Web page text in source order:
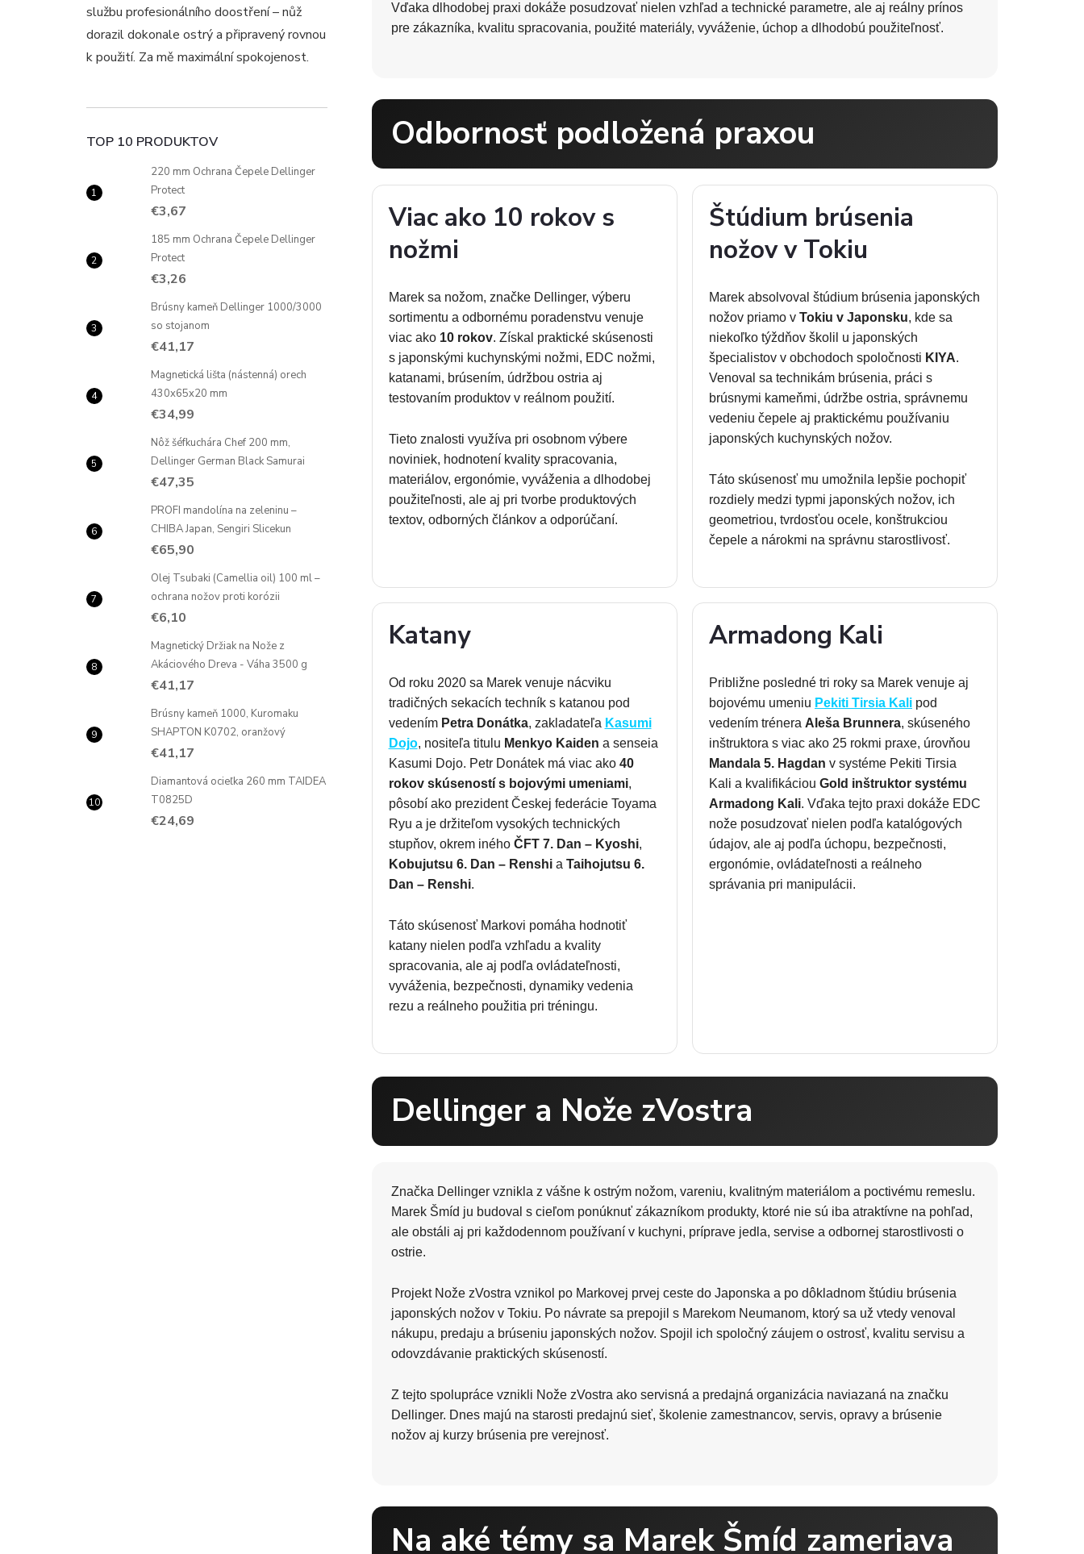
službu profesionálního doostření – nůž
dorazil dokonale ostrý a připravený rovnou
k použití. Za mě maximální spokojenost.
TOP 10 PRODUKTOV
220 mm Ochrana Čepele Dellinger
Protect
€3,67
185 mm Ochrana Čepele Dellinger
Protect
€3,26
Brúsny kameň Dellinger 1000/3000
so stojanom
€41,17
Magnetická lišta (nástenná) orech
430x65x20 mm
€34,99
Nôž šéfkuchára Chef 200 mm,
Dellinger German Black Samurai
€47,35
PROFI mandolína na zeleninu –
CHIBA Japan, Sengiri Slicekun
€65,90
Olej Tsubaki (Camellia oil) 100 ml –
ochrana nožov proti korózii
€6,10
Magnetický Držiak na Nože z
Akáciového Dreva - Váha 3500 g
€41,17
Brúsny kameň 1000, Kuromaku
SHAPTON K0702, oranžový
€41,17
Diamantová ocieľka 260 mm TAIDEA
T0825D
€24,69
Vďaka dlhodobej praxi dokáže posudzovať nielen vzhľad a technické parametre, ale aj reálny prínos
pre zákazníka, kvalitu spracovania, použité materiály, vyváženie, úchop a dlhodobú použiteľnosť.
Odbornosť podložená praxou
Viac ako 10 rokov s
nožmi
Marek sa nožom, značke Dellinger, výberu
sortimentu a odbornému poradenstvu venuje
viac ako 10 rokov. Získal praktické skúsenosti
s japonskými kuchynskými nožmi, EDC nožmi,
katanami, brúsením, údržbou ostria aj
testovaním produktov v reálnom použití.
Tieto znalosti využíva pri osobnom výbere
noviniek, hodnotení kvality spracovania,
materiálov, ergonómie, vyváženia a dlhodobej
použiteľnosti, ale aj pri tvorbe produktových
textov, odborných článkov a odporúčaní.
Štúdium brúsenia
nožov v Tokiu
Marek absolvoval štúdium brúsenia japonských
nožov priamo v Tokiu v Japonsku, kde sa
niekoľko týždňov školil u japonských
špecialistov v obchodoch spoločnosti KIYA.
Venoval sa technikám brúsenia, práci s
brúsnymi kameňmi, údržbe ostria, správnemu
vedeniu čepele aj praktickému používaniu
japonských kuchynských nožov.
Táto skúsenosť mu umožnila lepšie pochopiť
rozdiely medzi typmi japonských nožov, ich
geometriou, tvrdosťou ocele, konštrukciou
čepele a nárokmi na správnu starostlivosť.
Katany
Od roku 2020 sa Marek venuje nácviku
tradičných sekacích techník s katanou pod
vedením Petra Donátka, zakladateľa Kasumi
Dojo, nositeľa titulu Menkyo Kaiden a senseia
Kasumi Dojo. Petr Donátek má viac ako 40
rokov skúseností s bojovými umeniami,
pôsobí ako prezident Českej federácie Toyama
Ryu a je držiteľom vysokých technických
stupňov, okrem iného ČFT 7. Dan – Kyoshi,
Kobujutsu 6. Dan – Renshia Taihojutsu 6.
Dan – Renshi.
Táto skúsenosť Markovi pomáha hodnotiť
katany nielen podľa vzhľadu a kvality
spracovania, ale aj podľa ovládateľnosti,
vyváženia, bezpečnosti, dynamiky vedenia
rezu a reálneho použitia pri tréningu.
Armadong Kali
Približne posledné tri roky sa Marek venuje aj
bojovému umeniu Pekiti Tirsia Kali pod
vedením trénera Aleša Brunnera, skúseného
inštruktora s viac ako 25 rokmi praxe, úrovňou
Mandala 5. Hagdan v systéme Pekiti Tirsia
Kali a kvalifikáciou Gold inštruktor systému
Armadong Kali. Vďaka tejto praxi dokáže EDC
nože posudzovať nielen podľa katalógových
údajov, ale aj podľa úchopu, bezpečnosti,
ergonómie, ovládateľnosti a reálneho
správania pri manipulácii.
Dellinger a Nože zVostra
Značka Dellinger vznikla z vášne k ostrým nožom, vareniu, kvalitným materiálom a poctivému remeslu.
Marek Šmíd ju budoval s cieľom ponúknuť zákazníkom produkty, ktoré nie sú iba atraktívne na pohľad,
ale obstáli aj pri každodennom používaní v kuchyni, príprave jedla, servise a odbornej starostlivosti o
ostrie.
Projekt Nože zVostra vznikol po Markovej prvej ceste do Japonska a po dôkladnom štúdiu brúsenia
japonských nožov v Tokiu. Po návrate sa prepojil s Marekom Neumanom, ktorý sa už vtedy venoval
nákupu, predaju a brúseniu japonských nožov. Spojil ich spoločný záujem o ostrosť, kvalitu servisu a
odovzdávanie praktických skúseností.
Z tejto spolupráce vznikli Nože zVostra ako servisná a predajná organizácia naviazaná na značku
Dellinger. Dnes majú na starosti predajnú sieť, školenie zamestnancov, servis, opravy a brúsenie
nožov aj kurzy brúsenia pre verejnosť.
Na aké témy sa Marek Šmíd zameriava